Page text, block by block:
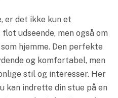
er det ikke kun et
udseende, men også om
hjemme. Den perfekte
og komfortabel, men
stil og interesser. Her
kan indrette din stue på en